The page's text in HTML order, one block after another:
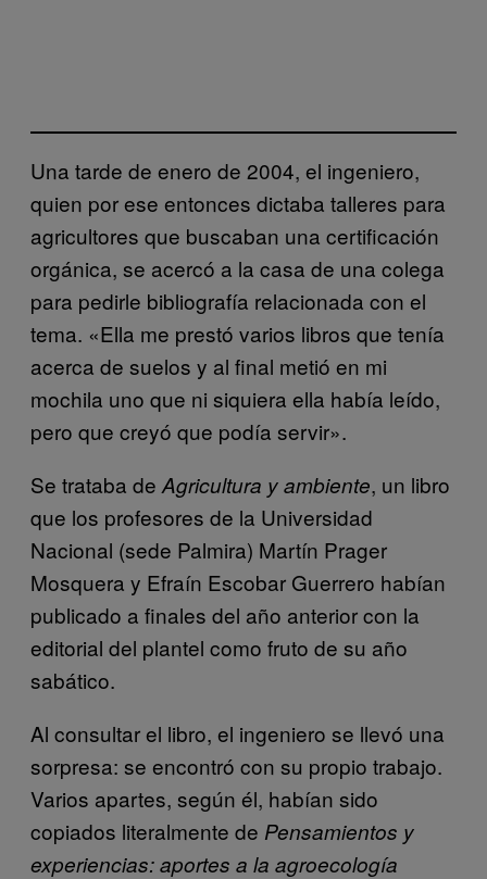
Una tarde de enero de 2004, el ingeniero,
quien por ese entonces dictaba talleres para
agricultores que buscaban una certificación
orgánica, se acercó a la casa de una colega
para pedirle bibliografía relacionada con el
tema. «Ella me prestó varios libros que tenía
acerca de suelos y al final metió en mi
mochila uno que ni siquiera ella había leído,
pero que creyó que podía servir».
Se trataba de Agricultura y ambiente, un libro
que los profesores de la Universidad
Nacional (sede Palmira) Martín Prager
Mosquera y Efraín Escobar Guerrero habían
publicado a finales del año anterior con la
editorial del plantel como fruto de su año
sabático.
Al consultar el libro, el ingeniero se llevó una
sorpresa: se encontró con su propio trabajo.
Varios apartes, según él, habían sido
copiados literalmente de Pensamientos y
experiencias: aportes a la agroecología